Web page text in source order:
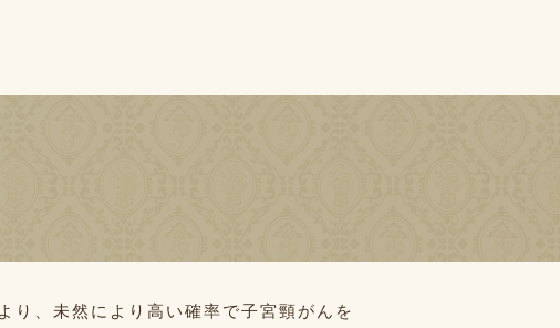
り、未然により高い確率で子宮頸がんを